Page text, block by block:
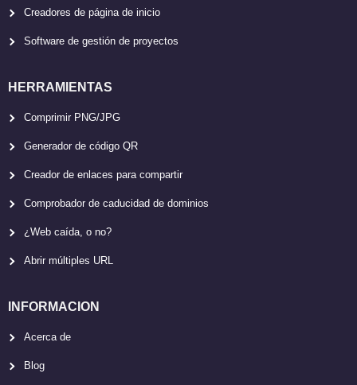
Creadores de página de inicio
Software de gestión de proyectos
HERRAMIENTAS
Comprimir PNG/JPG
Generador de código QR
Creador de enlaces para compartir
Comprobador de caducidad de dominios
¿Web caída, o no?
Abrir múltiples URL
INFORMACION
Acerca de
Blog